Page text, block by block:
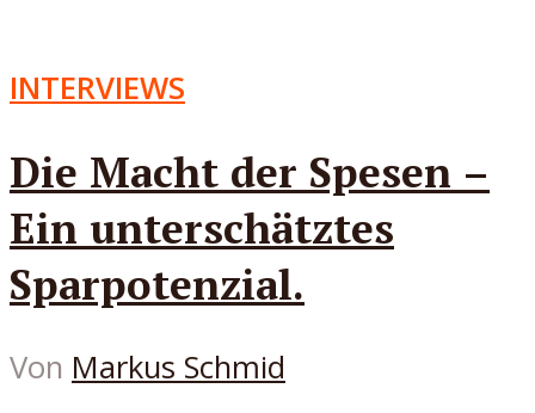
INTERVIEWS
Die Macht der Spesen –
Ein unterschätztes
Sparpotenzial.
Von Markus Schmid